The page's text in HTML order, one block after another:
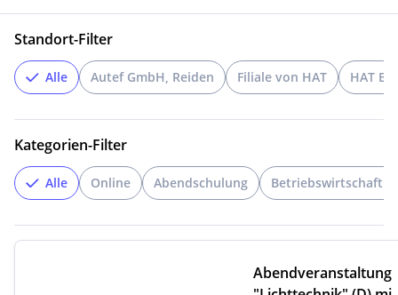
Standort-Filter
Alle Autef GmbH, Reiden Filiale von HAT HAT
Kategorien-Filter
Alle Online Abendschulung
Abendveranstaltung